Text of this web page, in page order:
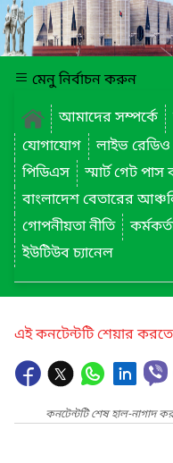
মেনু নির্বাচন করুন
আমাদের সম্পর্কে
যোগাযোগ
লাইভ রেডিও
পিডিএস
স্মার্ট গেট পাস
গোপনীয়তা নীতি
ইউটিউব চ্যানেল
এই কনটেন্টটি শেয়ার
কনটেন্টটি শেষ হাল-নাগাদ